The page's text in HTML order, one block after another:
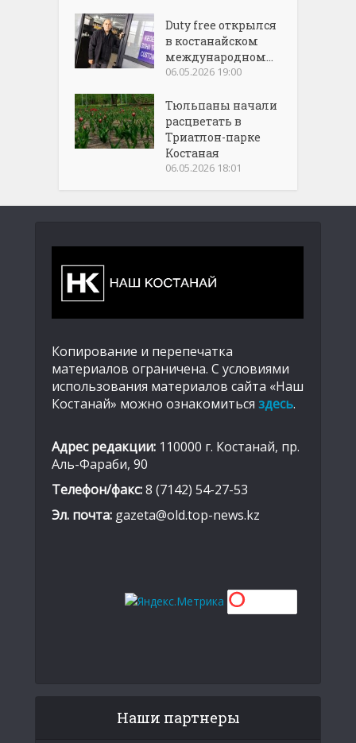
Duty free открылся
в костанайском
международном...
06.05.2026 19:00
Тюльпаны начали
расцветать в
Триатлон-парке
Костаная
06.05.2026 18:01
Копирование и перепечатка
материалов ограничена. С условиями
использования материалов сайта «Наш
Костанай» можно ознакомиться здесь.
Адрес редакции: 110000 г. Костанай, пр.
Аль-Фараби, 90
Телефон/факс:8 (7142) 54-27-53
Эл. почта: gazeta@old.top-news.kz
Наши партнеры